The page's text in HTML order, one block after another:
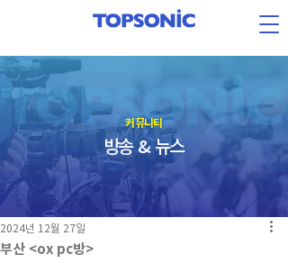
​커뮤니티
방송 & 뉴스
부산 <ox pc방>
2024년 12월 27일